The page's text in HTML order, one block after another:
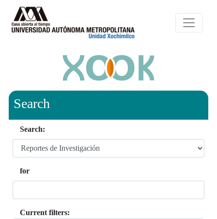
Search
Search:
for
Current filters: